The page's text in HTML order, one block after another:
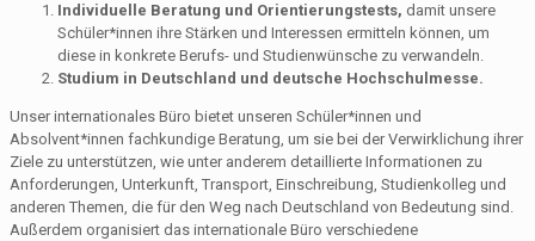
Individuelle Beratung und Orientierungstests, damit unsere
Schüler*innen ihre Stärken und Interessen ermitteln können, um
diese in konkrete Berufs- und Studienwünsche zu verwandeln.
Studium in Deutschland und deutsche Hochschulmesse.
Unser internationales Büro bietet unseren Schüler*innen und
Absolvent*innen fachkundige Beratung, um sie bei der Verwirklichung ihrer
Ziele zu unterstützen, wie unter anderem detaillierte Informationen zu
Anforderungen, Unterkunft, Transport, Einschreibung, Studienkolleg und
anderen Themen, die für den Weg nach Deutschland von Bedeutung sind.
Außerdem organisiert das internationale Büro verschiedene